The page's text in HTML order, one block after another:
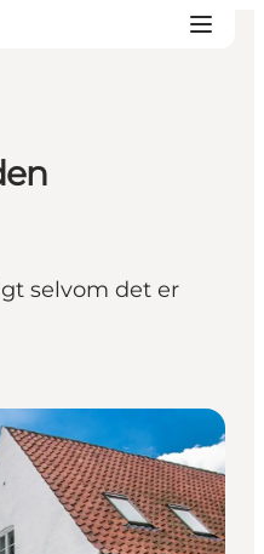
selvom det er